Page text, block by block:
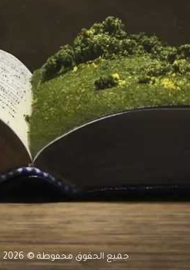
جميع الحقوق محفوظة © 2026